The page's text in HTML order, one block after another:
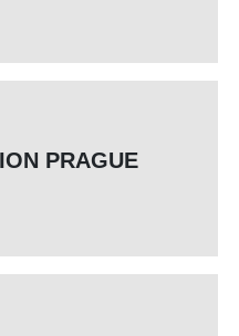
PRAGUE